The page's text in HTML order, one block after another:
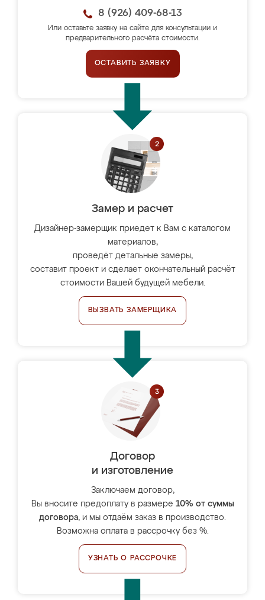
8 (926) 409-68-13
Или оставьте заявку на сайте для консультации и
предварительного расчёта стоимости.
ОСТАВИТЬ ЗАЯВКУ
Замер и расчет
Дизайнер-замерщик приедет к Вам с каталогом
материалов,
проведёт детальные замеры,
составит проект и сделает окончательный расчёт
стоимости Вашей будущей мебели.
ВЫЗВАТЬ ЗАМЕРЩИКА
Договор
и изготовление
Заключаем договор,
Вы вносите предоплату в размере 10% от суммы
договора, и мы отдаём заказ в производство.
Возможна оплата в рассрочку без %.
УЗНАТЬ О РАССРОЧКЕ